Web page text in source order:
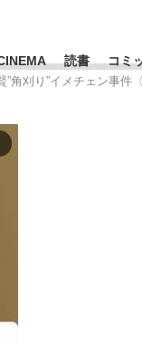
読書 コミ
刈り”イメチェン事件